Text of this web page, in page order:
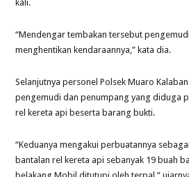
kali.
“Mendengar tembakan tersebut
menghentikan kendaraannya,” kata dia.
Selanjutnya personel Polsek Muaro
pengemudi dan penumpang yang diduga
rel kereta api beserta barang bukti.
“Keduanya mengakui perbuatannya
bantalan rel kereta api sebanyak 19 buah